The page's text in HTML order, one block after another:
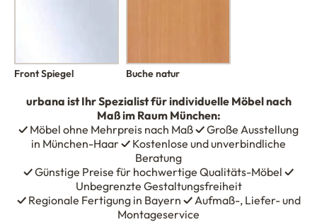
Front Spiegel Buche natur
urbana ist Ihr Spezialist für individuelle Möbel nach
Maß im Raum München:
✓ Möbel ohne Mehrpreis nach Maß✓Große Ausstellung
in München-Haar✓ Kostenlose und unverbindliche
Beratung
✓Günstige Preise für hochwertige Qualitäts-Möbel ✓
Unbegrenzte Gestaltungsfreiheit
✓Regionale Fertigung in Bayern ✓Aufmaß-, Liefer- und
Montageservice